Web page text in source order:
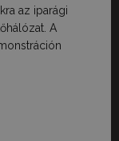
az iparági
A